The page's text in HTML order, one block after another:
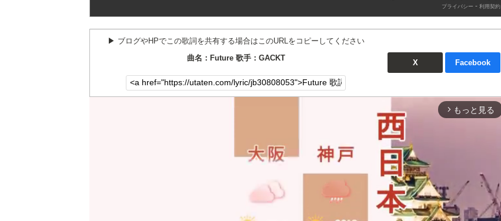
プライバシー - 利用契約
▶︎ ブログやHPでこの歌詞を共有する場合はこのURLをコピーしてください
曲名：Future 歌手：GACKT
X Facebook
arrow_forward_ios もっと見る